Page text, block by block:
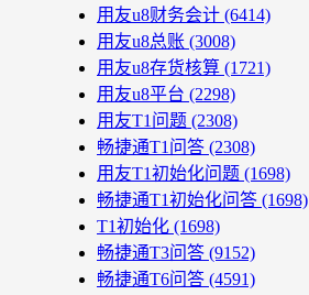
用友u8财务会计 (6414)
用友u8总账 (3008)
用友u8存货核算 (1721)
用友u8平台 (2298)
用友T1问题 (2308)
畅捷通T1问答 (2308)
用友T1初始化问题 (1698)
畅捷通T1初始化问答 (1698)
T1初始化 (1698)
畅捷通T3问答 (9152)
畅捷通T6问答 (4591)